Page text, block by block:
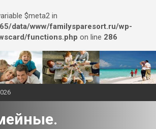
$meta2 in
data/www/familysparesort.ru/wp-
functions.php on line 286